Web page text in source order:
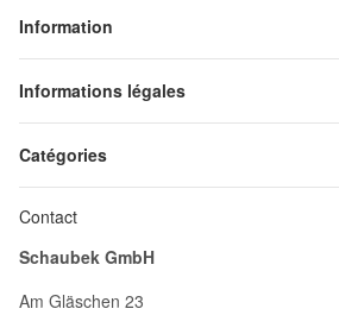
Information
Informations légales
Catégories
Contact
Schaubek GmbH
Am Gläschen 23